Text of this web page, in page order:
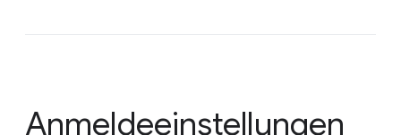
Anmeldeeinstellungen